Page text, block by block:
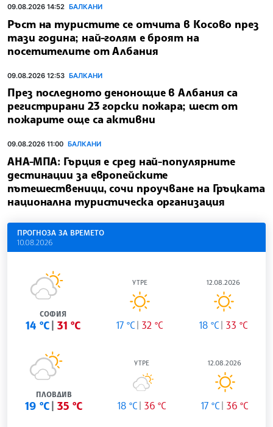
09.08.2026 14:52 БАЛКАНИ
Ръст на туристите се отчита в Косово през
тази година; най-голям е броят на
посетителите от Албания
09.08.2026 12:53 БАЛКАНИ
През последното денонощие в Албания са
регистрирани 23 горски пожара; шест от
пожарите още са активни
09.08.2026 11:00 БАЛКАНИ
АНА-МПА: Гърция е сред най-популярните
дестинации за европейските
пътешественици, сочи проучване на Гръцката
национална туристическа организация
ПРОГНОЗА ЗА ВРЕМЕТО
10.08.2026
СОФИЯ
14 °C 31 °C
УТРЕ
17 °C 32 °C
12.08.2026
18 °C 33 °C
ПЛОВДИВ
19 °C 35 °C
УТРЕ
18 °C 36 °C
12.08.2026
17 °C 36 °C